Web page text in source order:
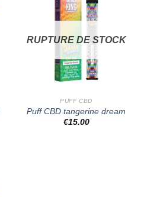
RUPTURE DE STOCK
PUFF CBD
Puff CBD tangerine dream
€15.00